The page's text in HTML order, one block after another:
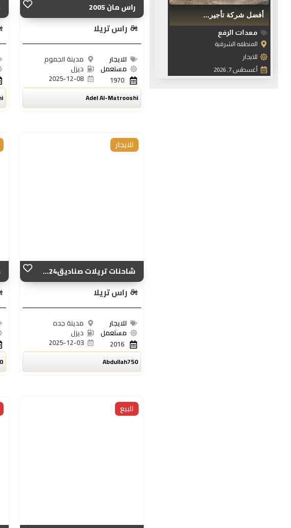
أفضل شركة تأجير...
معدات الرفع
المنطقه الشرقية
للايجار
أغسطس 7, 2026
راس مان 2005
راس تريلا
للايجار
مستعمل
1970
مدينة الجموم
ديزل
2025-12-08
Adel Al-Matrooshi
للايجار
شاحنات تريلات صناديق24...
راس تريلا
للايجار
مستعمل
2016
مدينة جده
ديزل
2025-12-03
Abdullah750
للبيع